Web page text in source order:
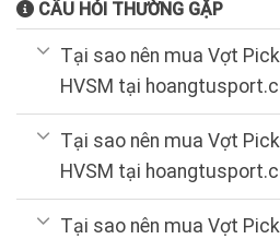
CÂU HỎI THƯỜNG GẶP
Tại sao nên mua Vợt
HVSM tại
Tại sao nên mua Vợt
HVSM tại
Tại sao nên mua Vợt